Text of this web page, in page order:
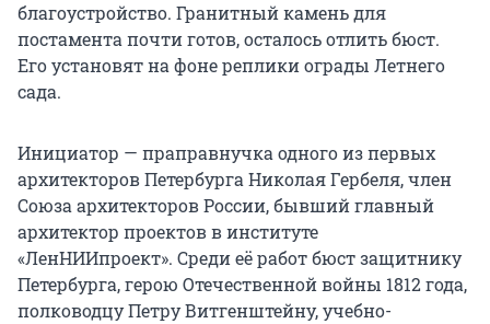
благоустройство. Гранитный камень для
постамента почти готов, осталось отлить бюст.
Его установят на фоне реплики ограды Летнего
сада.
Инициатор — праправнучка одного из первых
архитекторов Петербурга Николая Гербеля, член
Союза архитекторов России, бывший главный
архитектор проектов в институте
«ЛенНИИпроект». Среди её работ бюст защитнику
Петербурга, герою Отечественной войны 1812 года,
полководцу Петру Витгенштейну, учебно-